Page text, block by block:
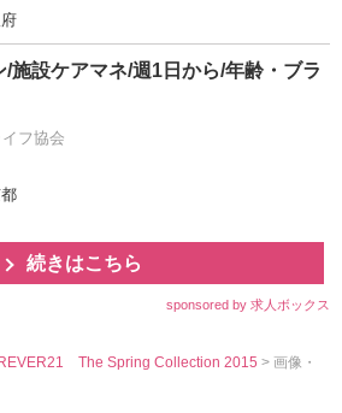
/施設ケアマネ/週1日から/年齢・ブラ
フ協会
続きはこちら
sponsored by 求人ボックス
The Spring Collection 2015> 画像・